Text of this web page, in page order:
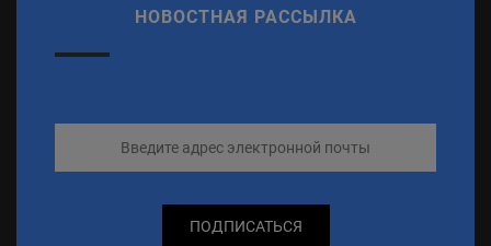
НОВОСТНАЯ РАССЫЛКА
ПОДПИСАТЬСЯ